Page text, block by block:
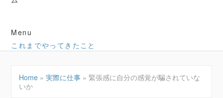
Menu
これまでやってきたこと
Home »実際に仕事 » 緊張感に自分の感覚が騙されていな
いか